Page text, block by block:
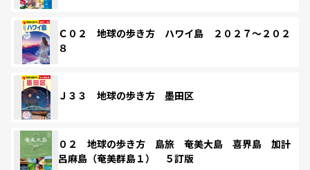
Ｃ０２ 地球の歩き方 ハワイ島 ２０２７～２０２
８
Ｊ３３ 地球の歩き方 墨田区
０２ 地球の歩き方 島旅 奄美大島 喜界島 加計
呂麻島（奄美群島１） ５訂版